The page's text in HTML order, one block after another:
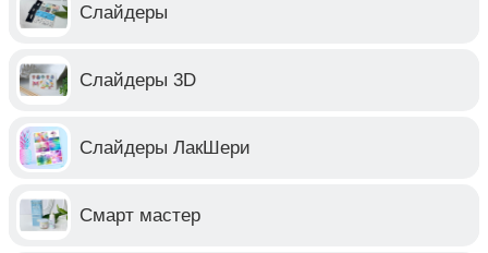
Слайдеры
Слайдеры 3D
Слайдеры ЛакШери
Смарт мастер